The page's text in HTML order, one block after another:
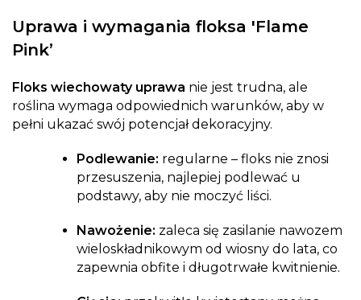
Uprawa i wymagania floksa 'Flame
Pink’
Floks wiechowaty uprawa nie jest trudna, ale
roślina wymaga odpowiednich warunków, aby w
pełni ukazać swój potencjał dekoracyjny.
Podlewanie: regularne – floks nie znosi
przesuszenia, najlepiej podlewać u
podstawy, aby nie moczyć liści.
Nawożenie: zaleca się zasilanie nawozem
wieloskładnikowym od wiosny do lata, co
zapewnia obfite i długotrwałe kwitnienie.